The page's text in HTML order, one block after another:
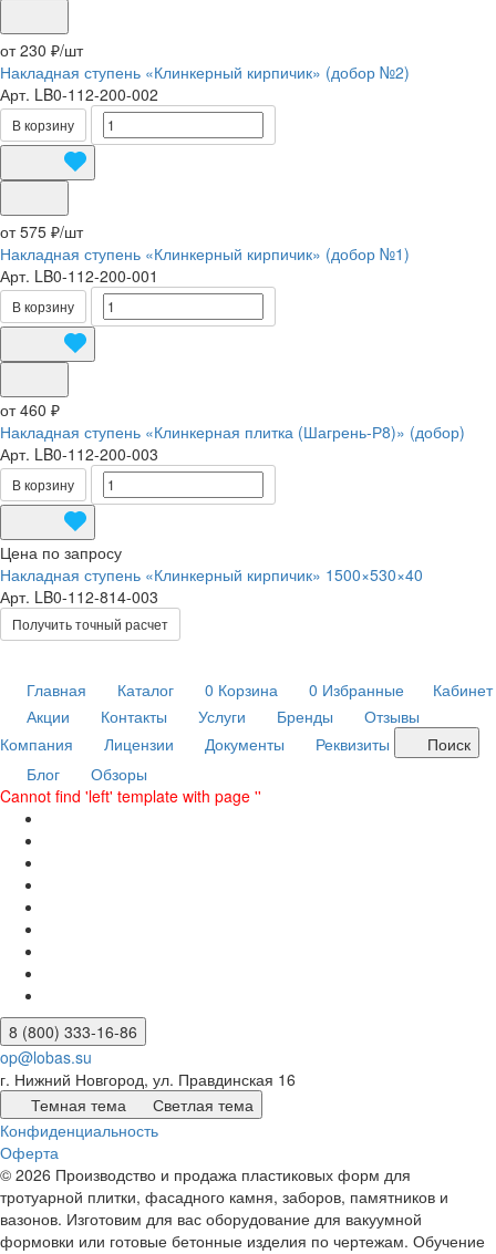
от 230 ₽/шт
Накладная ступень «Клинкерный кирпичик» (добор №2)
Арт. LB0-112-200-002
В корзину
от 575 ₽/шт
Накладная ступень «Клинкерный кирпичик» (добор №1)
Арт. LB0-112-200-001
В корзину
от 460 ₽
Накладная ступень «Клинкерная плитка (Шагрень-Р8)» (добор)
Арт. LB0-112-200-003
В корзину
Цена по запросу
Накладная ступень «Клинкерный кирпичик» 1500×530×40
Арт. LB0-112-814-003
Получить точный расчет
Главная Каталог 0 Корзина 0 Избранные
Кабинет
Акции
Контакты Услуги Бренды
Отзывы
Компания
Лицензии Документы Реквизиты
Поиск
Блог
Обзоры
Cannot find 'left' template with page ''
8 (800) 333-16-86
op@lobas.su
г. Нижний Новгород, ул. Правдинская 16
Темная тема
Светлая тема
Конфиденциальность
Оферта
© 2026 Производство и продажа пластиковых форм для
тротуарной плитки, фасадного камня, заборов, памятников и
вазонов. Изготовим для вас оборудование для вакуумной
формовки или готовые бетонные изделия по чертежам. Обучение